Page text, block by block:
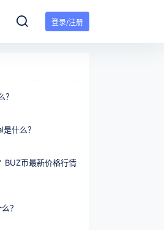
登录/注册
什么？
BUZ币最新价格行情
？